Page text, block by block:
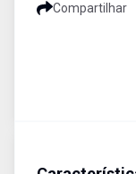
Compartilhar